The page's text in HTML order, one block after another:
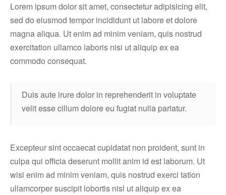
Lorem ipsum dolor sit amet, consectetur adipisicing elit,
sed do eiusmod tempor incididunt ut labore et dolore
magna aliqua. Ut enim ad minim veniam, quis nostrud
exercitation ullamco laboris nisi ut aliquip ex ea
commodo consequat.
Duis aute irure dolor in reprehenderit in voluptate
velit esse cillum dolore eu fugiat nulla pariatur.
Excepteur sint occaecat cupidatat non proident, sunt in
culpa qui officia deserunt mollit anim id est laborum. Ut
wisi enim ad minim veniam, quis nostrud exerci tation
ullamcorper suscipit lobortis nisl ut aliquip ex ea